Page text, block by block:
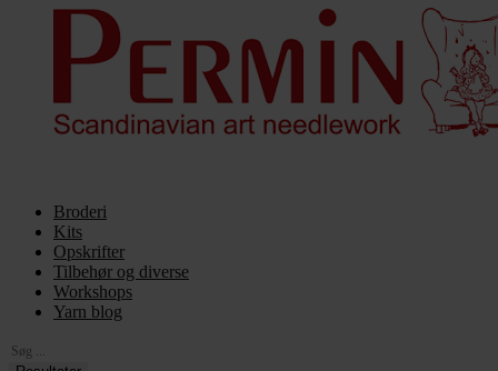
Broderi
Kits
Opskrifter
Tilbehør og diverse
Workshops
Yarn blog
Search